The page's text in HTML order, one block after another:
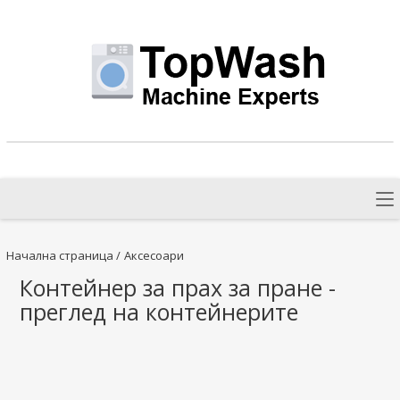
Начална страница / Аксесоари
Контейнер за прах за пране -
преглед на контейнерите